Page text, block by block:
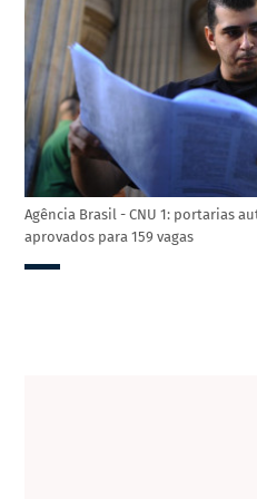
Agência Brasil - CNU 1: portarias
aprovados para 159 vagas